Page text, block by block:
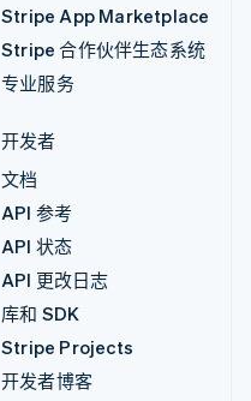
Stripe App Marketplace
Stripe 合作伙伴生态系统
专业服务
开发者
文档
API 参考
API 状态
API 更改日志
库和 SDK
Stripe Projects
开发者博客